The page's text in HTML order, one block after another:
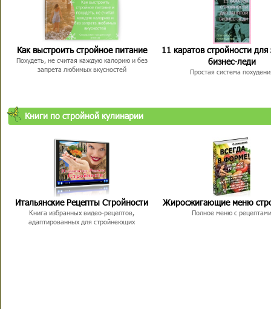
Как выстроить стройное питание
Похудеть, не считая каждую калорию и без
запрета любимых вкусностей
11 каратов стройности для
бизнес-леди
Простая система
Книги по стройной кулинарии
Итальянские Рецепты Стройности
Книга избранных видео-рецептов,
адаптированных для стройнеющих
Жиросжигающие меню
Полное меню с рецептами